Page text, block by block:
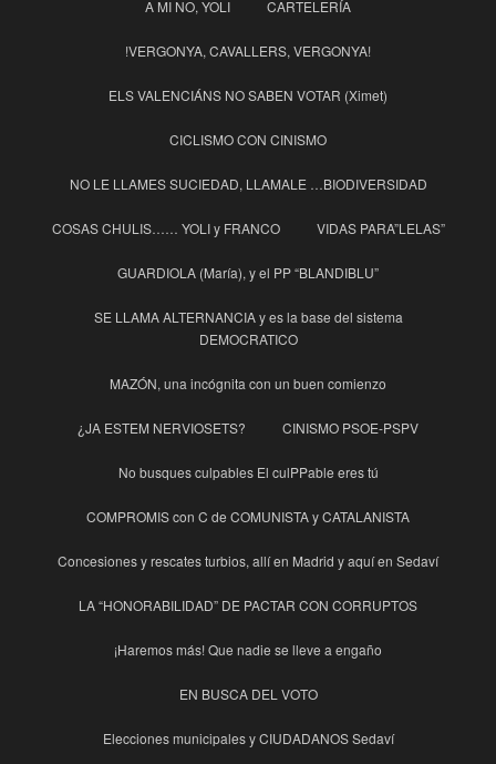
A MI NO, YOLI CARTELERÍA
!VERGONYA, CAVALLERS, VERGONYA!
ELS VALENCIÁNS NO SABEN VOTAR (Ximet)
CICLISMO CON CINISMO
NO LE LLAMES SUCIEDAD, LLAMALE …BIODIVERSIDAD
COSAS CHULIS…… YOLI y FRANCO VIDAS PARA”LELAS”
GUARDIOLA (María), y el PP “BLANDIBLU”
SE LLAMA ALTERNANCIA y es la base del sistema
DEMOCRATICO
MAZÓN, una incógnita con un buen comienzo
¿JA ESTEM NERVIOSETS? CINISMO PSOE-PSPV
No busques culpables El culPPable eres tú
COMPROMIS con C de COMUNISTA y CATALANISTA
Concesiones y rescates turbios, allí en Madrid y aquí en Sedaví
LA “HONORABILIDAD” DE PACTAR CON CORRUPTOS
¡Haremos más! Que nadie se lleve a engaño
EN BUSCA DEL VOTO
Elecciones municipales y CIUDADANOS Sedaví